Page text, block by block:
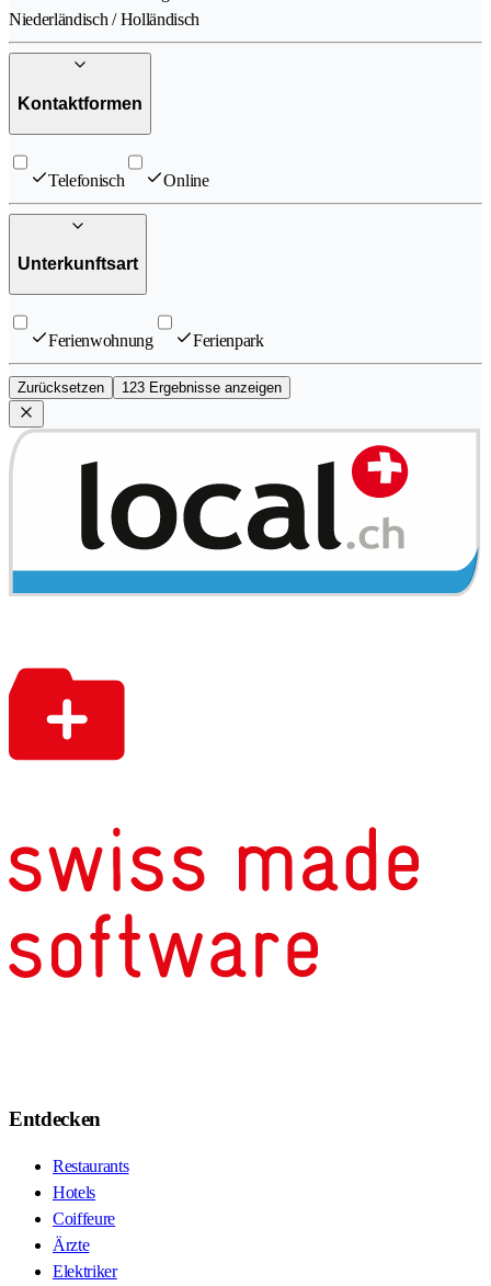
Niederländisch / Holländisch
Kontaktformen
Telefonisch Online
Unterkunftsart
Ferienwohnung Ferienpark
Zurücksetzen 123 Ergebnisse anzeigen
Entdecken
Restaurants
Hotels
Coiffeure
Ärzte
Elektriker